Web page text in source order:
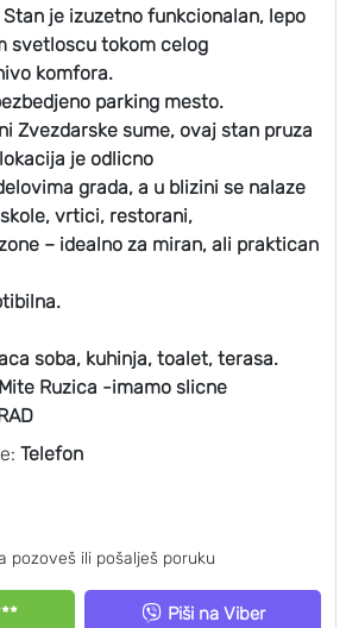
je izuzetno funkcionalan, lepo
svetloscu tokom celog
komfora.
parking mesto.
Zvezdarske sume, ovaj stan pruza
je odlicno
grada, a u blizini se nalaze
vrtici, restorani,
– idealno za miran, ali praktican
soba, kuhinja, toalet, terasa.
Ruzica -imamo slicne
Telefon
pozoveš ili pošalješ poruku
Piši na Viber